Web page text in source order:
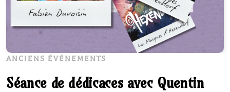
ANCIENS ÉVÉNEMENTS
Séance de dédicaces avec Quentin